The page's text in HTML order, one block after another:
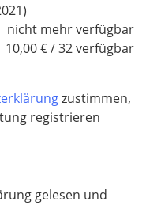
nicht mehr verfügbar
10,00 € / 32 verfügbar
zustimmen,
registrieren
gelesen und